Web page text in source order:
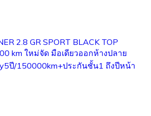
2.8 GR SPORT BLACK TOP
km ใหม่จัด มือเดียวออกห้างปลาย
ปี/150000km+ประกันชั้น1 ถึงปีหน้า